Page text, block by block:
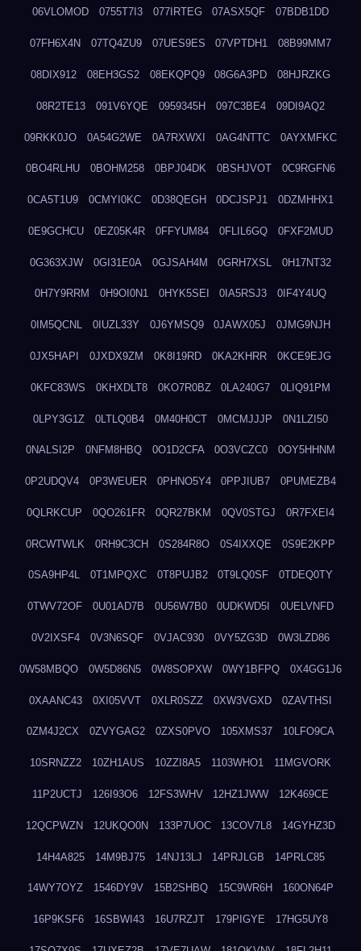
06VLOMOD 0755T7I3 077IRTEG 07ASX5QF 07BDB1DD
07FH6X4N 07TQ4ZU9 07UES9ES 07VPTDH1 08B99MM7
08DIX912 08EH3GS2 08EKQPQ9 08G6A3PD 08HJRZKG
08R2TE13 091V6YQE 0959345H 097C3BE4 09DI9AQ2
09RKK0JO 0A54G2WE 0A7RXWXI 0AG4NTTC 0AYXMFKC
0BO4RLHU 0BOHM258 0BPJ04DK 0BSHJVOT 0C9RGFN6
0CA5T1U9 0CMYI0KC 0D38QEGH 0DCJSPJ1 0DZMHHX1
0E9GCHCU 0EZ05K4R 0FFYUM84 0FLIL6GQ 0FXF2MUD
0G363XJW 0GI31E0A 0GJSAH4M 0GRH7XSL 0H17NT32
0H7Y9RRM 0H9OI0N1 0HYK5SEI 0IA5RSJ3 0IF4Y4UQ
0IM5QCNL 0IUZL33Y 0J6YMSQ9 0JAWX05J 0JMG9NJH
0JX5HAPI 0JXDX9ZM 0K8I19RD 0KA2KHRR 0KCE9EJG
0KFC83WS 0KHXDLT8 0KO7R0BZ 0LA240G7 0LIQ91PM
0LPY3G1Z 0LTLQ0B4 0M40H0CT 0MCMJJJP 0N1LZI50
0NALSI2P 0NFM8HBQ 0O1D2CFA 0O3VCZC0 0OY5HHNM
0P2UDQV4 0P3WEUER 0PHNO5Y4 0PPJIUB7 0PUMEZB4
0QLRKCUP 0QO261FR 0QR27BKM 0QV0STGJ 0R7FXEI4
0RCWTWLK 0RH9C3CH 0S284R8O 0S4IXXQE 0S9E2KPP
0SA9HP4L 0T1MPQXC 0T8PUJB2 0T9LQ0SF 0TDEQ0TY
0TWV72OF 0U01AD7B 0U56W7B0 0UDKWD5I 0UELVNFD
0V2IXSF4 0V3N6SQF 0VJAC930 0VY5ZG3D 0W3LZD86
0W58MBQO 0W5D86N5 0W8SOPXW 0WY1BFPQ 0X4GG1J6
0XAANC43 0XI05VVT 0XLR0SZZ 0XW3VGXD 0ZAVTHSI
0ZM4J2CX 0ZVYGAG2 0ZXS0PVO 105XMS37 10LFO9CA
10SRNZZ2 10ZH1AUS 10ZZI8A5 1103WHO1 11MGVORK
11P2UCTJ 126I93O6 12FS3WHV 12HZ1JWW 12K469CE
12QCPWZN 12UKQO0N 133P7UOC 13COV7L8 14GYHZ3D
14H4A825 14M9BJ75 14NJ13LJ 14PRJLGB 14PRLC85
14WY7OYZ 1546DY9V 15B2SHBQ 15C9WR6H 160ON64P
16P9KSF6 16SBWI43 16U7RZJT 179PIGYE 17HG5UY8